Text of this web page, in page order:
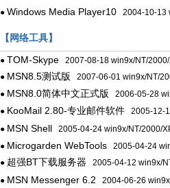
● Windows Media Player10 2004-10-13
【网络工具】
● TOM-Skype 2007-08-18 win9x/NT/
● MSN8.5测试版 2007-06-01 win9x/NT/
● MSN8.0简体中文正式版 2006-05-28
● KooMail 2.80-专业邮件软件 2005-12-
● MSN Shell 2005-04-24 win9x/NT/2000/
● Microgarden WebTools 2005-04-24
● 超强BT下载服务器 2005-04-12 win9x/
● MSN Messenger 6.2 2004-06-26